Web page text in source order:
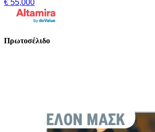
€ 55,000
Πρωτοσέλιδο